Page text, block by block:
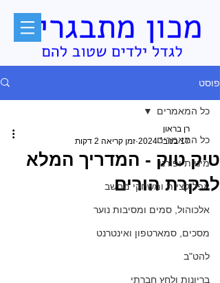
פוסט
כל המאמרים
מיניות ופורנו
אפליקציות ומשחקי מחשב
אלכוהול, סמים ומסיבות נוער
מסכים, סמארטפון ואינטרנט
להט"ב
בריונות ולחץ חברתי
כל המאמרים
טיק טוק - המדריך המלא
לבקרת הורים
רן בראון
17 בנוב׳ 2024
זמן קריאה 2 דקות